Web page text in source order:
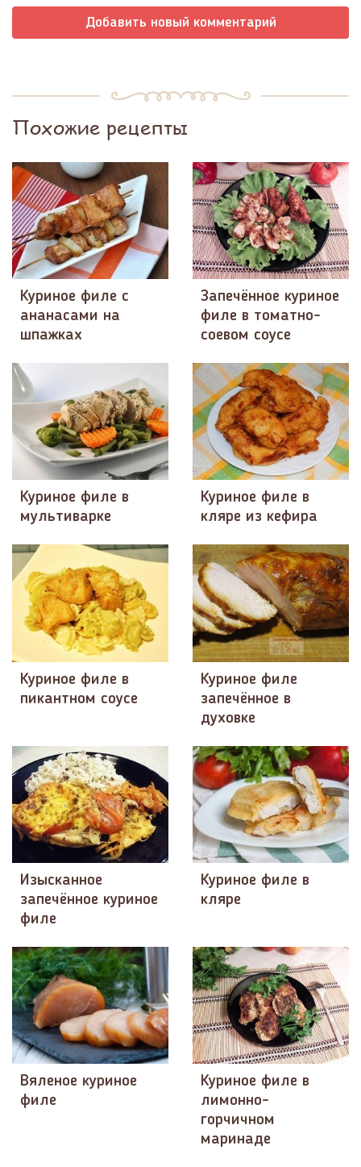
Добавить новый комментарий
Похожие рецепты
Куриное филе с
ананасами на
шпажках
Запечённое куриное
филе в томатно-
соевом соусе
Куриное филе в
мультиварке
Куриное филе в
кляре из кефира
Куриное филе в
пикантном соусе
Куриное филе
запечённое в
духовке
Изысканное
запечённое куриное
филе
Куриное филе в
кляре
Вяленое куриное
филе
Куриное филе в
лимонно-
горчичном
маринаде